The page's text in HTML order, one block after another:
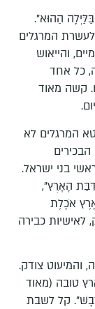
הַהוּא".
המרגלים
והייאוש
כל אחד
קשה מאוד
המרגלים לא
בני ישראל.
דִּבַּת הָאָרֶץ",
אֹכֶלֶת
לאישיות כבירה
והמיעוט צודק.
טובה (מאוד
קל לשבת